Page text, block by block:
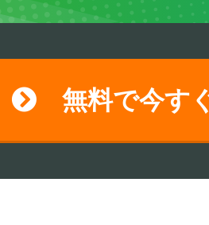
無料で今す